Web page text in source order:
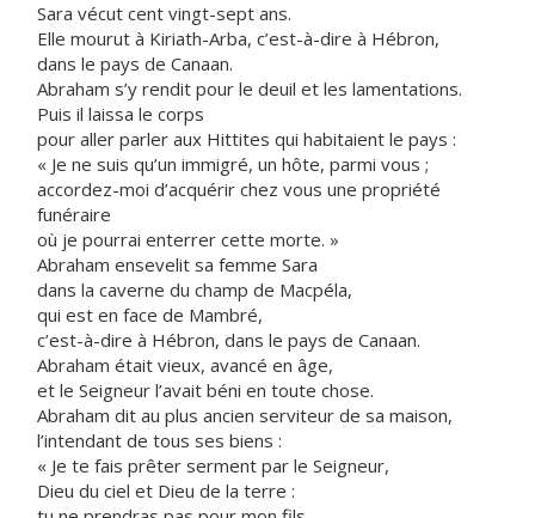
Sara vécut cent vingt-sept ans.
Elle mourut à Kiriath-Arba, c’est-à-dire à Hébron,
dans le pays de Canaan.
Abraham s’y rendit pour le deuil et les lamentations.
Puis il laissa le corps
pour aller parler aux Hittites qui habitaient le pays :
« Je ne suis qu’un immigré, un hôte, parmi vous ;
accordez-moi d’acquérir chez vous une propriété
funéraire
où je pourrai enterrer cette morte. »
Abraham ensevelit sa femme Sara
dans la caverne du champ de Macpéla,
qui est en face de Mambré,
c’est-à-dire à Hébron, dans le pays de Canaan.
Abraham était vieux, avancé en âge,
et le Seigneur l’avait béni en toute chose.
Abraham dit au plus ancien serviteur de sa maison,
l’intendant de tous ses biens :
« Je te fais prêter serment par le Seigneur,
Dieu du ciel et Dieu de la terre :